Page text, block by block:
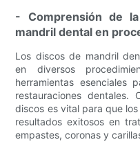
- Comprensión de
mandril dental en
Los discos de mandril
en diversos
herramientas
restauraciones dentales.
discos es vital para que
resultados exitosos en
empastes, coronas y